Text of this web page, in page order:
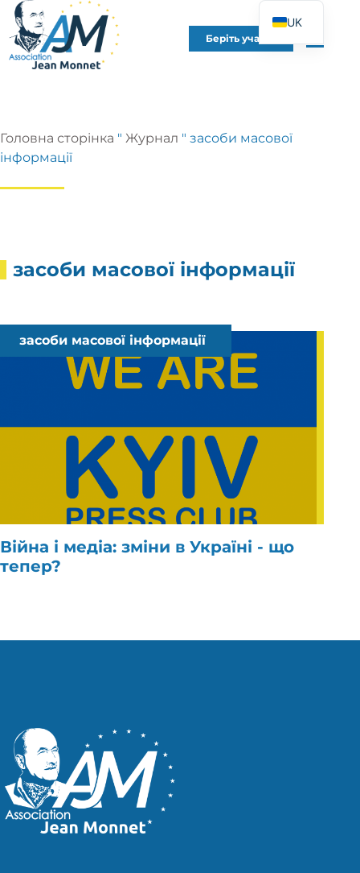
Беріть участь
Головна сторінка " Журнал " засоби масової
інформації
засоби масової інформації
засоби масової інформації
Війна і медіа: зміни в Україні - що
тепер?
UK
FR